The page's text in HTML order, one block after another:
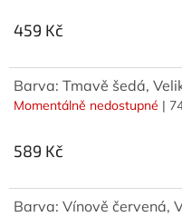
459 Kč
Barva: Tmavě šedá,
Momentálně nedostupné |
589 Kč
Barva: Vínově červená,